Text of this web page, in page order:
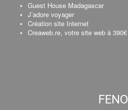
Guest House Madagascar
J’adore voyager
Création site Internet
Creaweb.re, votre site web à 390€
FENO